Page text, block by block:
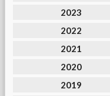
2023
2022
2021
2020
2019